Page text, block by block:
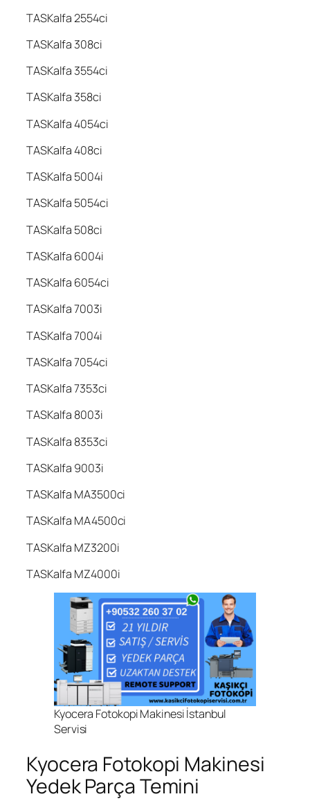
TASKalfa 2554ci
TASKalfa 308ci
TASKalfa 3554ci
TASKalfa 358ci
TASKalfa 4054ci
TASKalfa 408ci
TASKalfa 5004i
TASKalfa 5054ci
TASKalfa 508ci
TASKalfa 6004i
TASKalfa 6054ci
TASKalfa 7003i
TASKalfa 7004i
TASKalfa 7054ci
TASKalfa 7353ci
TASKalfa 8003i
TASKalfa 8353ci
TASKalfa 9003i
TASKalfa MA3500ci
TASKalfa MA4500ci
TASKalfa MZ3200i
TASKalfa MZ4000i
Kyocera Fotokopi Makinesi İstanbul
Servisi
Kyocera Fotokopi Makinesi
Yedek Parça Temini